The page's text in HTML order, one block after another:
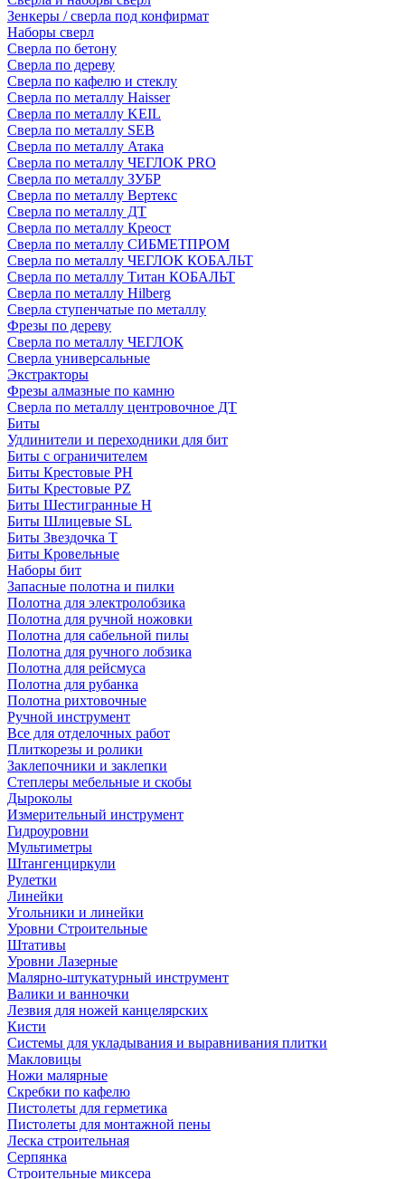
Зенкеры / сверла под конфирмат
Наборы сверл
Сверла по бетону
Сверла по дереву
Сверла по кафелю и стеклу
Сверла по металлу Haisser
Сверла по металлу KEIL
Сверла по металлу SEB
Сверла по металлу Атака
Сверла по металлу ЧЕГЛОК PRO
Сверла по металлу ЗУБР
Сверла по металлу Вертекс
Сверла по металлу ДТ
Сверла по металлу Креост
Сверла по металлу СИБМЕТПРОМ
Сверла по металлу ЧЕГЛОК КОБАЛЬТ
Сверла по металлу Титан КОБАЛЬТ
Сверла по металлу Hilberg
Сверла ступенчатые по металлу
Фрезы по дереву
Сверла по металлу ЧЕГЛОК
Сверла универсальные
Экстракторы
Фрезы алмазные по камню
Сверла по металлу центровочное ДТ
Биты
Удлинители и переходники для бит
Биты с ограничителем
Биты Крестовые PH
Биты Крестовые PZ
Биты Шестигранные H
Биты Шлицевые SL
Биты Звездочка T
Биты Кровельные
Наборы бит
Запасные полотна и пилки
Полотна для электролобзика
Полотна для ручной ножовки
Полотна для сабельной пилы
Полотна для ручного лобзика
Полотна для рейсмуса
Полотна для рубанка
Полотна рихтовочные
Ручной инструмент
Все для отделочных работ
Плиткорезы и ролики
Заклепочники и заклепки
Степлеры мебельные и скобы
Дыроколы
Измерительный инструмент
Гидроуровни
Мультиметры
Штангенциркули
Рулетки
Линейки
Угольники и линейки
Уровни Строительные
Штативы
Уровни Лазерные
Малярно-штукатурный инструмент
Валики и ванночки
Лезвия для ножей канцелярских
Кисти
Системы для укладывания и выравнивания плитки
Макловицы
Ножи малярные
Скребки по кафелю
Пистолеты для герметика
Пистолеты для монтажной пены
Леска строительная
Серпянка
Строительные миксера